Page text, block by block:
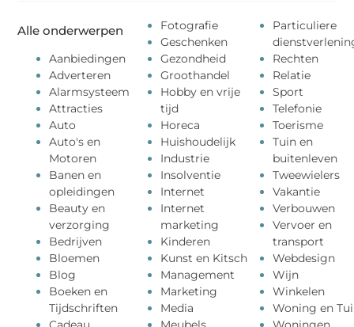
Alle onderwerpen
Aanbiedingen
Adverteren
Alarmsysteem
Attracties
Auto
Auto's en
Motoren
Banen en
opleidingen
Beauty en
verzorging
Bedrijven
Bloemen
Blog
Boeken en
Tijdschriften
Fotografie
Geschenken
Gezondheid
Groothandel
Hobby en vrije
tijd
Horeca
Huishoudelijk
Industrie
Insolventie
Internet
Internet
marketing
Kinderen
Kunst en Kitsch
Management
Marketing
Media
Particuliere
Rechten
Relatie
Sport
Telefonie
Toerisme
Tuin en
buitenleven
Tweewielers
Vakantie
Verbouwen
Vervoer en
transport
Webdesign
Wijn
Winkelen
Woning en